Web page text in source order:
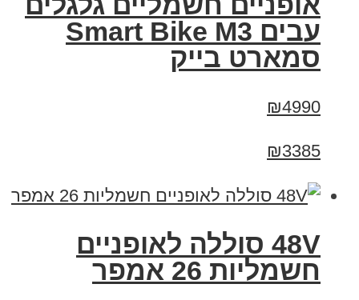
עבים Smart Bike M3
סמארט בייק
₪4990
₪3385
48V סוללה לאופניים
חשמליות 26 אמפר